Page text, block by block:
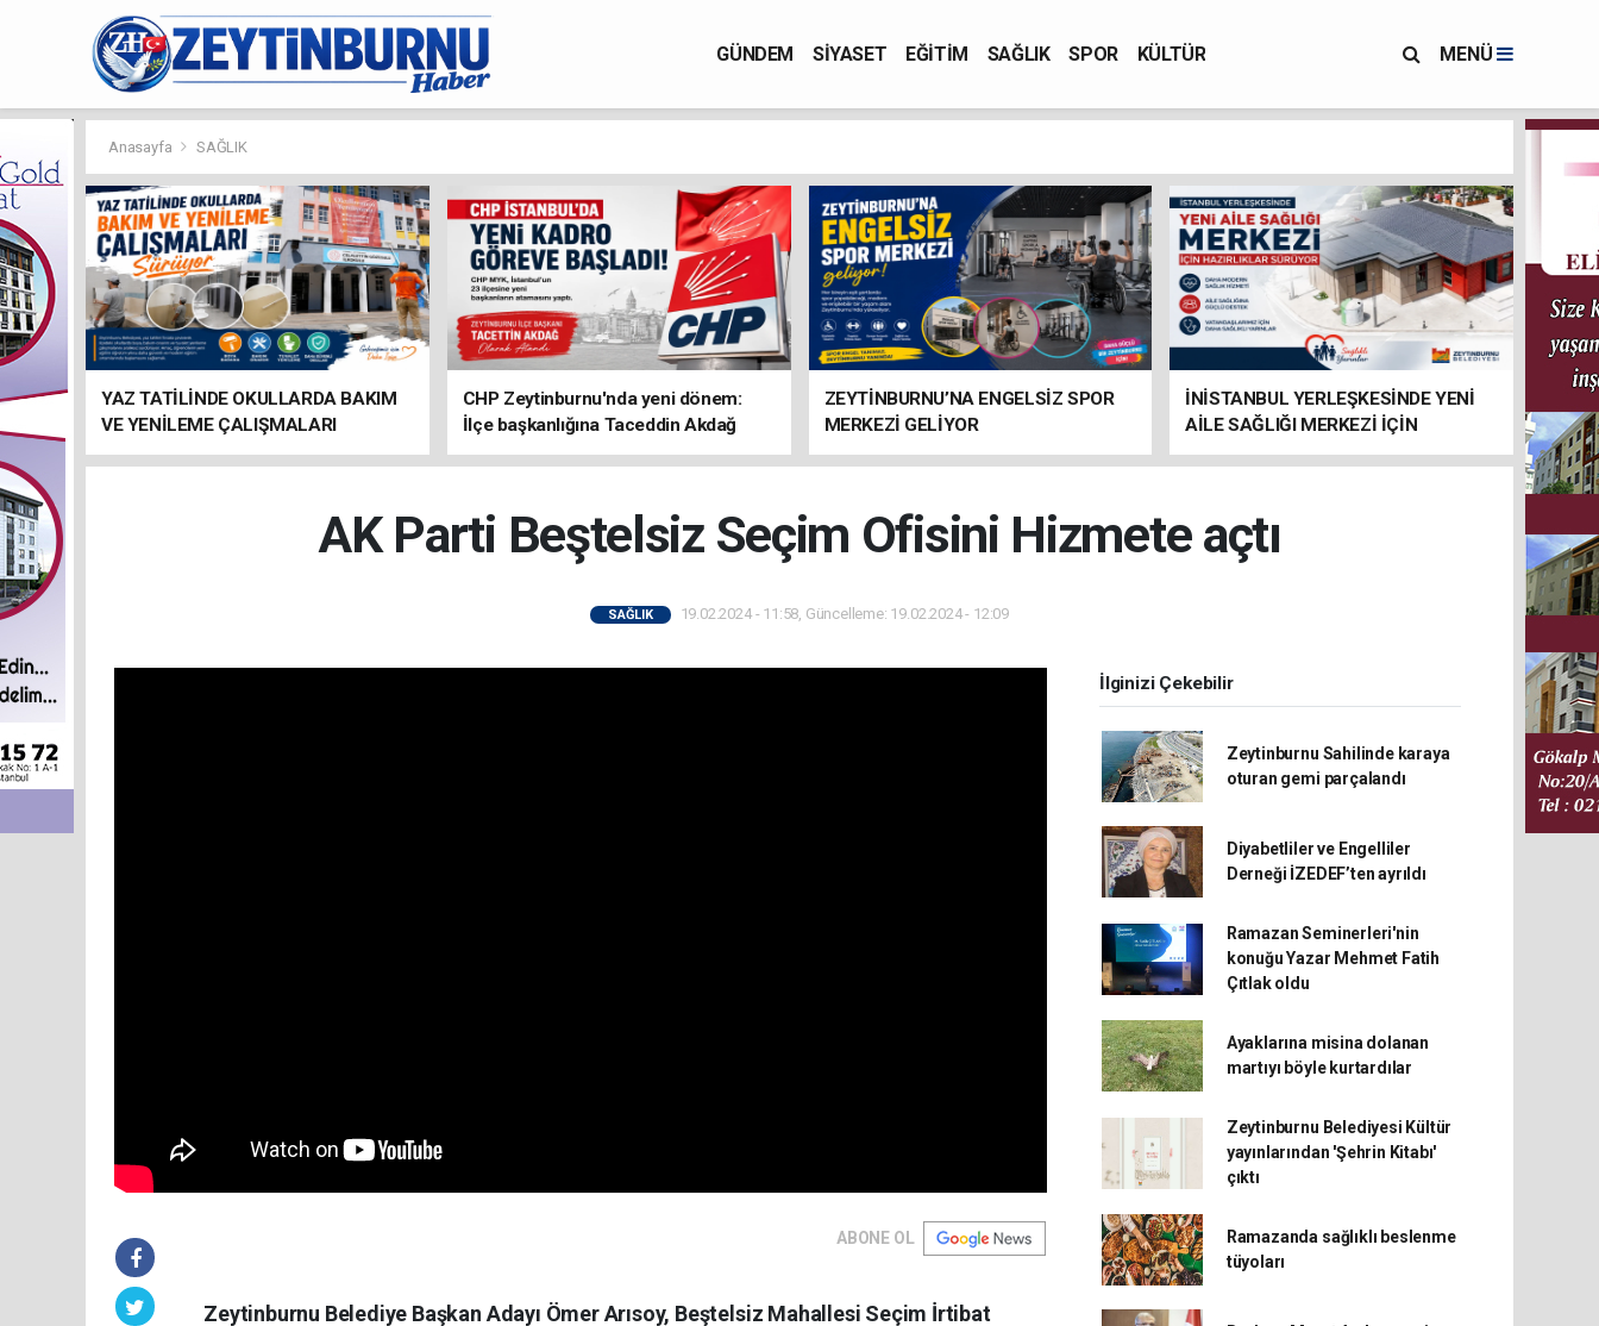
GÜNDEM SİYASET EĞİTİM SAĞLIK SPOR KÜLTÜR MENÜ
Anasayfa SAĞLIK
YAZ TATİLİNDE OKULLARDA BAKIM
VE YENİLEME ÇALIŞMALARI
SÜRÜYOR
CHP Zeytinburnu'nda yeni dönem:
İlçe başkanlığına Taceddin Akdağ
atandı
ZEYTİNBURNU’NA ENGELSİZ SPOR
MERKEZİ GELİYOR
İNİSTANBUL YERLEŞKESİNDE YENİ
AİLE SAĞLIĞI MERKEZİ İÇİN
HAZIRLIKLAR SÜRÜYOR
AK Parti Beştelsiz Seçim Ofisini Hizmete açtı
SAĞLIK 19.02.2024 - 11:58, Güncelleme: 19.02.2024 - 12:09
ABONE OL
Zeytinburnu Belediye Başkan Adayı Ömer Arısoy, Beştelsiz Mahallesi Seçim İrtibat
İlginizi Çekebilir
Zeytinburnu Sahilinde karaya
oturan gemi parçalandı
Diyabetliler ve Engelliler
Derneği İZEDEF’ten ayrıldı
Ramazan Seminerleri'nin
konuğu Yazar Mehmet Fatih
Çıtlak oldu
Ayaklarına misina dolanan
martıyı böyle kurtardılar
Zeytinburnu Belediyesi Kültür
yayınlarından 'Şehrin Kitabı'
çıktı
Ramazanda sağlıklı beslenme
tüyoları